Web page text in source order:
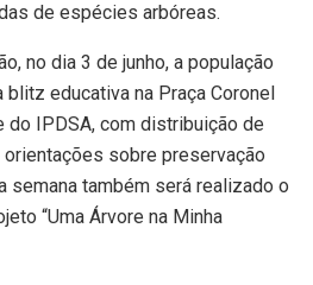
de espécies arbóreas.
no dia 3 de junho, a população
educativa na Praça Coronel
IPDSA, com distribuição de
sobre preservação
semana também será realizado o
“Uma Árvore na Minha